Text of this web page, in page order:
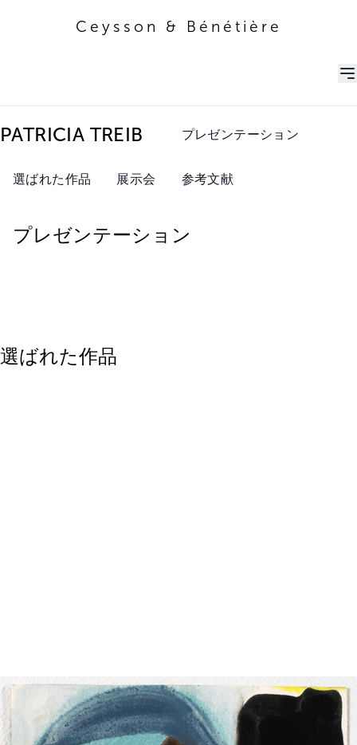
Ceysson & Bénétière
PATRICIA TREIB プレゼンテーション
選ばれた作品 展示会 参考文献
プレゼンテーション
選ばれた作品